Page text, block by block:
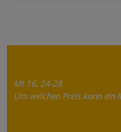
Mt 16, 24-28
Um welchen Preis kann ein